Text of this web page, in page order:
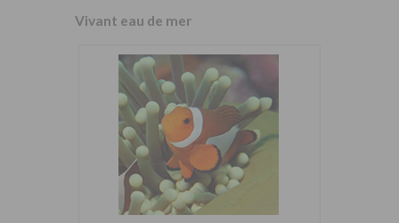
Vivant eau de mer